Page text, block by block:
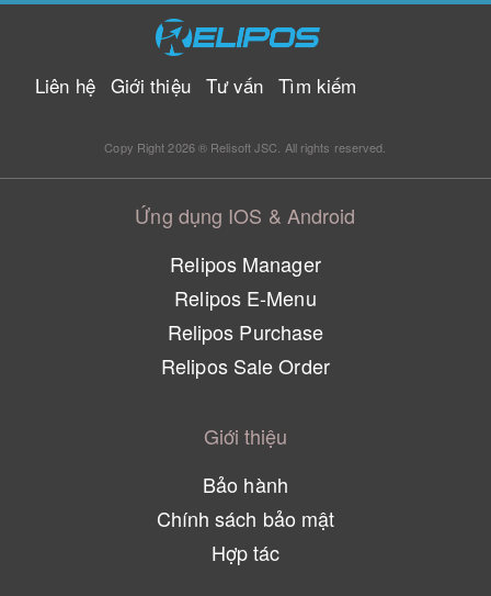
Liên hệ Giới thiệu Tư vấn Tìm kiếm
Copy Right 2026 ® Relisoft JSC. All rights reserved.
Ứng dụng IOS & Android
Relipos Manager
Relipos E-Menu
Relipos Purchase
Relipos Sale Order
Giới thiệu
Bảo hành
Chính sách bảo mật
Hợp tác